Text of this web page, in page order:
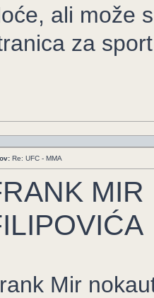
ali može
za
Re: UFC - MMA
Mir